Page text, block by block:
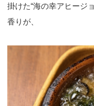
掛けた“海の幸アヒージ
香りが、